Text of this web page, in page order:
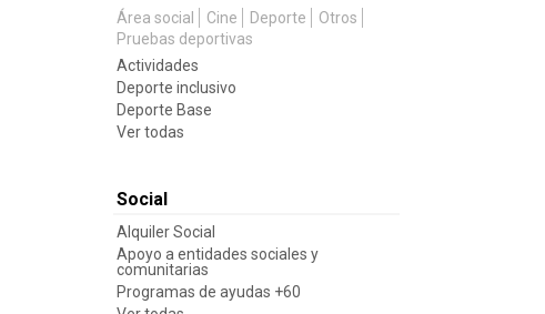
Área social
Cine Deporte
Otros
Pruebas deportivas
Actividades
Deporte inclusivo
Deporte Base
Ver todas
Social
Alquiler Social
Apoyo a entidades sociales y
comunitarias
Programas de ayudas +60